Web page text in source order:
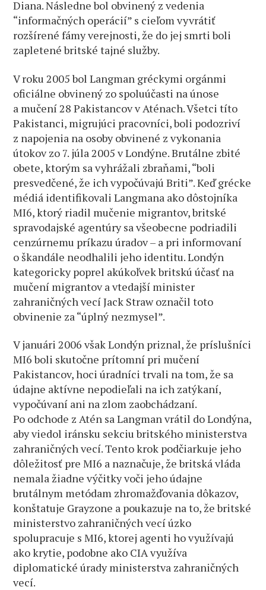
Diana. Následne bol obvinený z vedenia
“informačných operácií” s cieľom vyvrátiť
rozšírené fámy verejnosti, že do jej smrti boli
zapletené britské tajné služby.
V roku 2005 bol Langman gréckymi orgánmi
oficiálne obvinený zo spoluúčasti na únose
a mučení 28 Pakistancov v Aténach. Všetci títo
Pakistanci, migrujúci pracovníci, boli podozriví
z napojenia na osoby obvinené z vykonania
útokov zo 7. júla 2005 v Londýne. Brutálne zbité
obete, ktorým sa vyhrážali zbraňami, “boli
presvedčené, že ich vypočúvajú Briti”. Keď grécke
médiá identifikovali Langmana ako dôstojníka
MI6, ktorý riadil mučenie migrantov, britské
spravodajské agentúry sa všeobecne podriadili
cenzúrnemu príkazu úradov – a pri informovaní
o škandále neodhalili jeho identitu. Londýn
kategoricky poprel akúkoľvek britskú účasť na
mučení migrantov a vtedajší minister
zahraničných vecí Jack Straw označil toto
obvinenie za “úplný nezmysel”.
V januári 2006 však Londýn priznal, že príslušníci
MI6 boli skutočne prítomní pri mučení
Pakistancov, hoci úradníci trvali na tom, že sa
údajne aktívne nepodieľali na ich zatýkaní,
vypočúvaní ani na zlom zaobchádzaní.
Po odchode z Atén sa Langman vrátil do Londýna,
aby viedol iránsku sekciu britského ministerstva
zahraničných vecí. Tento krok podčiarkuje jeho
dôležitosť pre MI6 a naznačuje, že britská vláda
nemala žiadne výčitky voči jeho údajne
brutálnym metódam zhromažďovania dôkazov,
konštatuje Grayzone a poukazuje na to, že britské
ministerstvo zahraničných vecí úzko
spolupracuje s MI6, ktorej agenti ho využívajú
ako krytie, podobne ako CIA využíva
diplomatické úrady ministerstva zahraničných
vecí.